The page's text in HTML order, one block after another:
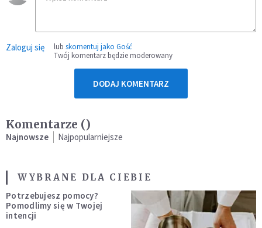
Zaloguj się lub skomentuj jako Gość
Twój komentarz będzie moderowany
DODAJ KOMENTARZ
Komentarze ()
Najnowsze Najpopularniejsze
WYBRANE DLA CIEBIE
Potrzebujesz pomocy?
Pomodlimy się w Twojej
intencji